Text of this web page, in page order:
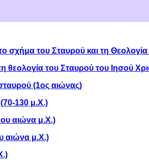
σχήμα του Σταυρού και τη Θεολογία
θεολογία του Σταυρού του Ιησού
(1ος αιώνας)
130 μ.Χ.)
αιώνα μ.Χ.)
αιώνα μ.Χ.)